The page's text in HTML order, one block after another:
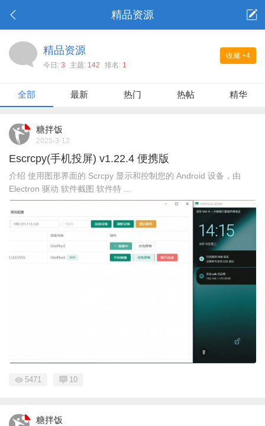
精品资源
收藏 +4
精品资源
今日: 3 主题: 142 排名: 1
全部 最新 热门 热帖 精华
糖拌饭
2025-3-12
Escrcpy(手机投屏) v1.22.4 便携版
介绍 使用图形界面的 Scrcpy 显示和控制您的 Android 设备，由
Electron 驱动 软件截图 软件特 ...
5471 10
糖拌饭